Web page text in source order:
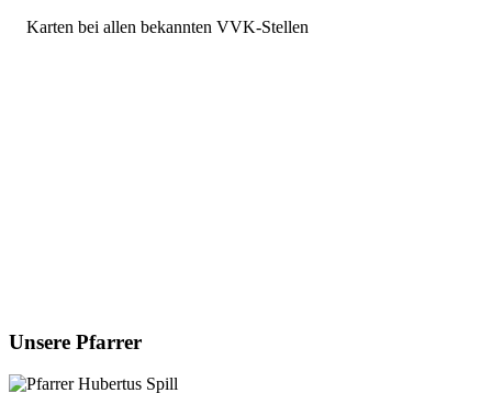
Karten bei allen bekannten VVK-Stellen
Unsere Pfarrer